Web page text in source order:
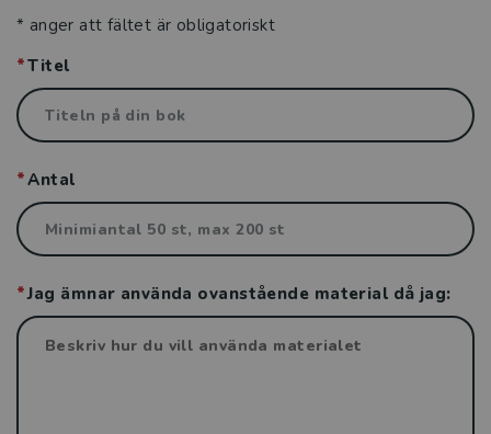
Stöd för din bokförsäljning
Kontakt
* anger att fältet är obligatoriskt
Titel
Antal
Jag ämnar använda ovanstående material då jag: